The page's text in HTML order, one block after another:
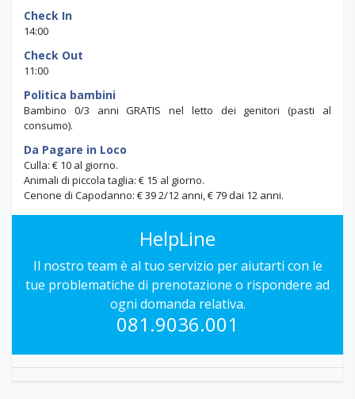
Check In
14:00
Check Out
11:00
Politica bambini
Bambino 0/3 anni GRATIS nel letto dei genitori (pasti al
consumo).
Da Pagare in Loco
Culla: € 10 al giorno.
Animali di piccola taglia: € 15 al giorno.
Cenone di Capodanno: € 39 2/12 anni, € 79 dai 12 anni.
HelpLine
Il nostro team è al tuo servizio per aiutarti con le
tue problematiche di prenotazione o rispondere ad
ogni domanda relativa.
081.9036.001